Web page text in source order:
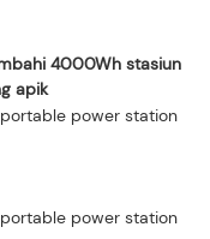
4000Wh stasiun
apik